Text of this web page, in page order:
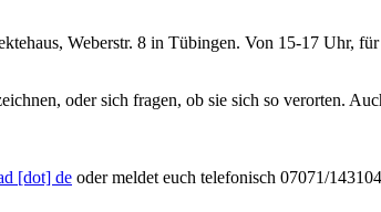
Weberstr. 8 in Tübingen. Von 15-17 Uhr,
oder sich fragen, ob sie sich so verorten.
[dot] de oder meldet euch telefonisch 07071/